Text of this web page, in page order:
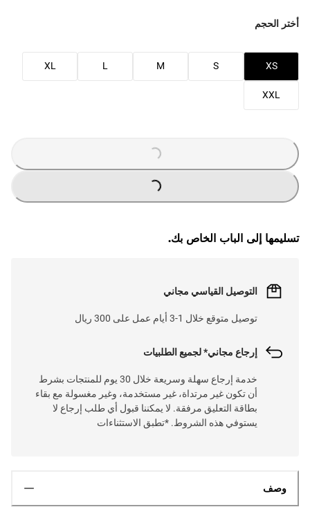
أختر الحجم
XS
S
M
L
XL
XXL
LOADING
...
LOADING
...
تسليمها إلى الباب الخاص بك.
التوصيل القياسي مجاني
توصيل متوقع خلال 1-3 أيام عمل على 300 ريال
إرجاع مجاني* لجميع الطلبيات
خدمة إرجاع سهلة وسريعة خلال 30 يوم للمنتجات بشرط
أن تكون غير مرتداة، غير مستخدمة، وغير مغسولة مع بقاء
بطاقة التعليق مرفقة. لا يمكننا قبول أي طلب إرجاع لا
يستوفي هذه الشروط. *تطبق الاستثناءات
وصف